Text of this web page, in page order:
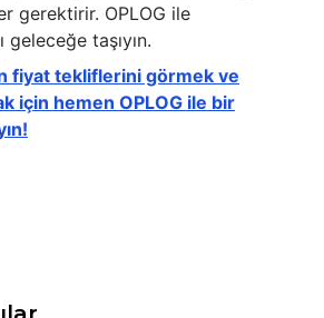
gerektirir. OPLOG ile
geleceğe taşıyın.
fiyat tekliflerini görmek ve
için hemen OPLOG ile bir